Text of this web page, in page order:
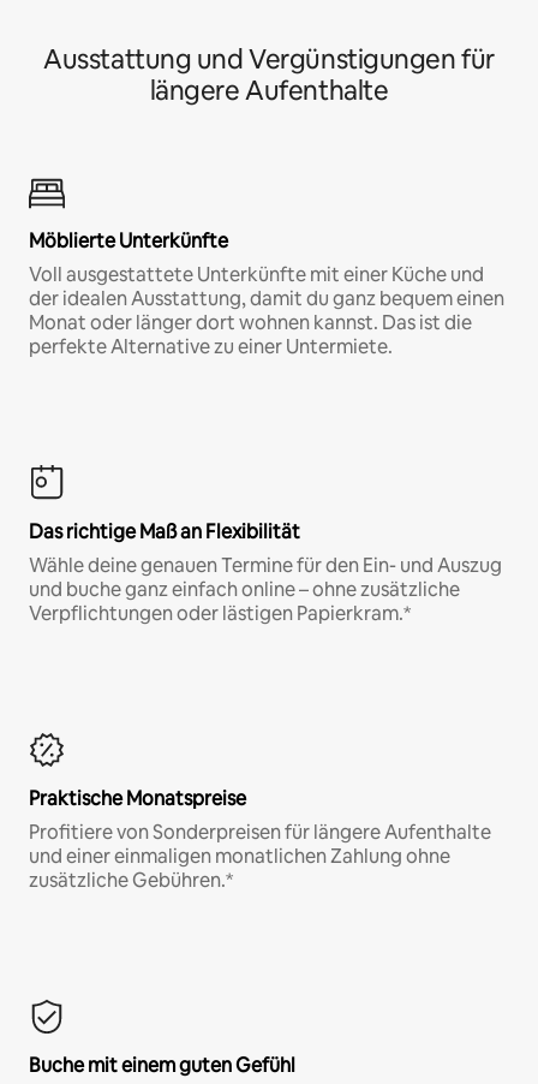
Ausstattung und Vergünstigungen für
längere Aufenthalte
Möblierte Unterkünfte
Voll ausgestattete Unterkünfte mit einer Küche und
der idealen Ausstattung, damit du ganz bequem einen
Monat oder länger dort wohnen kannst. Das ist die
perfekte Alternative zu einer Untermiete.
Das richtige Maß an Flexibilität
Wähle deine genauen Termine für den Ein- und Auszug
und buche ganz einfach online – ohne zusätzliche
Verpflichtungen oder lästigen Papierkram.*
Praktische Monatspreise
Profitiere von Sonderpreisen für längere Aufenthalte
und einer einmaligen monatlichen Zahlung ohne
zusätzliche Gebühren.*
Buche mit einem guten Gefühl